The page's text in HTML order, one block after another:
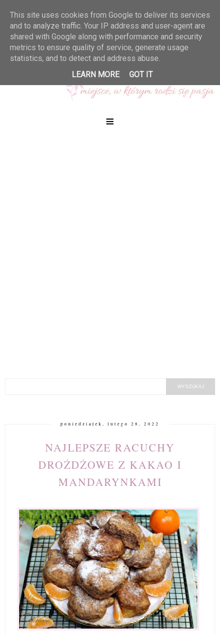
≡
poniedziałek, lutego 28, 2022
NAJLEPSZE RACUCHY
DROŻDŻOWE Z KAKAO I
MANDARYNKAMI
This site uses cookies from Google to deliver its services
and to analyze traffic. Your IP address and user-agent are
shared with Google along with performance and security
metrics to ensure quality of service, generate usage
statistics, and to detect and address abuse.
LEARN MORE
GOT IT